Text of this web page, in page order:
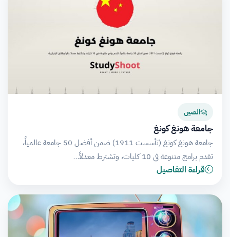
الصين
جامعة هونغ كونغ
جامعة هونغ كونغ (تأسست 1911) ضمن أفضل 50 جامعة عالمياً،
تقدم برامج متنوعة في 10 كليات، وتشترط معدلاً…
قراءة التفاصيل